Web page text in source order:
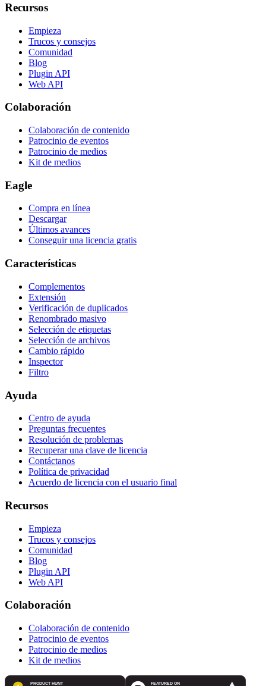
Recursos
Empieza
Trucos y consejos
Comunidad
Blog
Plugin API
Web API
Colaboración
Colaboración de contenido
Patrocinio de eventos
Patrocinio de medios
Kit de medios
Eagle
Compra en línea
Descargar
Últimos avances
Conseguir una licencia gratis
Características
Complementos
Extensión
Verificación de duplicados
Renombrado masivo
Selección de etiquetas
Selección de archivos
Cambio rápido
Inspector
Filtro
Ayuda
Centro de ayuda
Preguntas frecuentes
Resolución de problemas
Recuperar una clave de licencia
Contáctanos
Política de privacidad
Acuerdo de licencia con el usuario final
Recursos
Empieza
Trucos y consejos
Comunidad
Blog
Plugin API
Web API
Colaboración
Colaboración de contenido
Patrocinio de eventos
Patrocinio de medios
Kit de medios